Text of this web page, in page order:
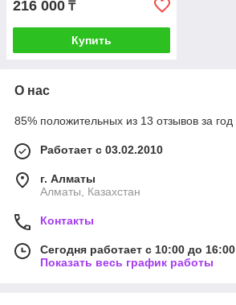
216 000 ₸
Купить
О нас
85% положительных из 13 отзывов за год
Работает с 03.02.2010
г. Алматы
Алматы, Казахстан
Контакты
Сегодня работает с 10:00 до 16:00
Показать весь график работы